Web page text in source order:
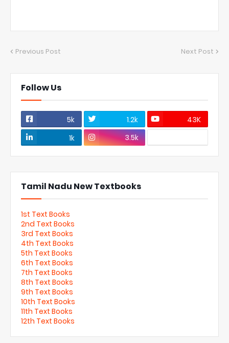
Previous Post Next Post
Follow Us
5k 1.2k
43K
1k
3.5k
Tamil Nadu New Textbooks
1st Text Books
2nd Text Books
3rd Text Books
4th Text Books
5th Text Books
6th Text Books
7th Text Books
8th Text Books
9th Text Books
10th Text Books
11th Text Books
12th Text Books